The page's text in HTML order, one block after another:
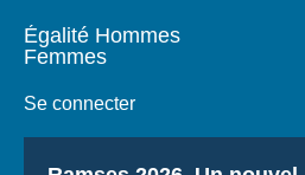
Égalité Hommes
Femmes
Se connecter